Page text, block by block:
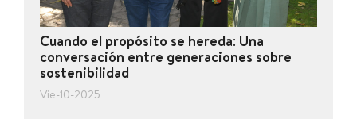
Cuando el propósito se hereda: Una
conversación entre generaciones sobre
sostenibilidad
Vie-10-2025